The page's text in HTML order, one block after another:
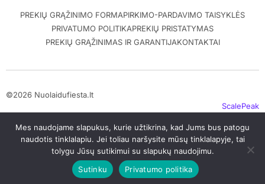
PREKIŲ GRĄŽINIMO FORMAPIRKIMO-PARDAVIMO TAISYKLĖS
PRIVATUMO POLITIKAPREKIŲ PRISTATYMAS
PREKIŲ GRĄŽINIMAS IR GARANTIJAKONTAKTAI
©2026 Nuolaidufiesta.lt
ScalePeak
Mes naudojame slapukus, kurie užtikrina, kad Jums bus patogu
naudotis tinklalapiu. Jei toliau naršysite mūsų tinklalapyje, tai
tolygu Jūsų sutikimui su slapukų naudojimu.
Sutinku
Privatumo politika